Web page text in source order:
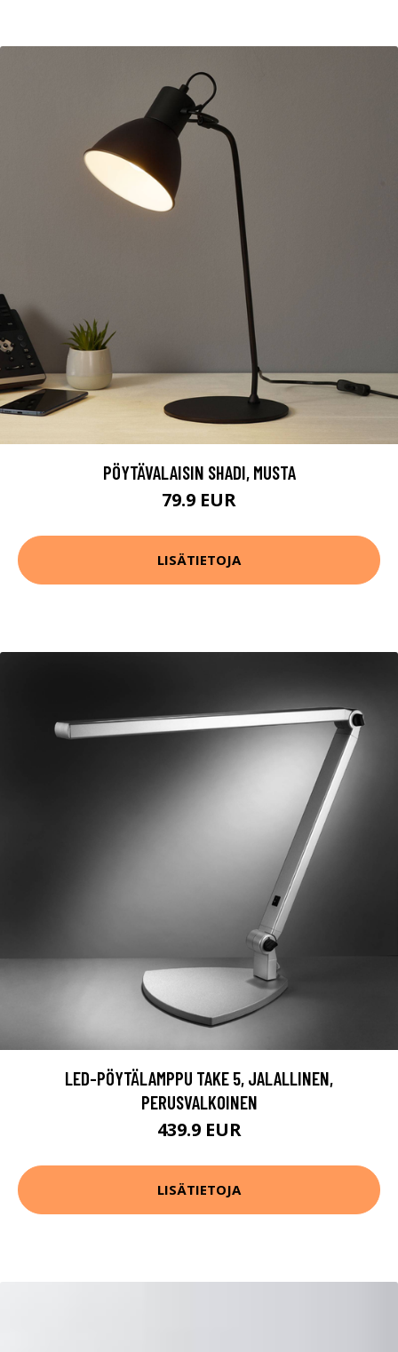
PÖYTÄVALAISIN SHADI, MUSTA
79.9 EUR
LISÄTIETOJA
LED-PÖYTÄLAMPPU TAKE 5, JALALLINEN,
PERUSVALKOINEN
439.9 EUR
LISÄTIETOJA